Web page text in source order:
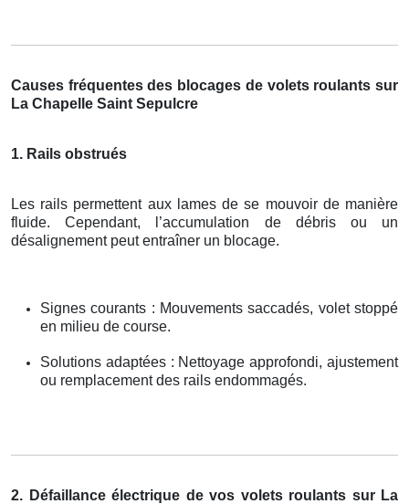
Causes fréquentes des blocages de volets roulants sur
La Chapelle Saint Sepulcre
1. Rails obstrués
Les rails permettent aux lames de se mouvoir de manière
fluide. Cependant, l’accumulation de débris ou un
désalignement peut entraîner un blocage.
Signes courants : Mouvements saccadés, volet stoppé
en milieu de course.
Solutions adaptées : Nettoyage approfondi, ajustement
ou remplacement des rails endommagés.
2. Défaillance électrique de vos volets roulants sur La